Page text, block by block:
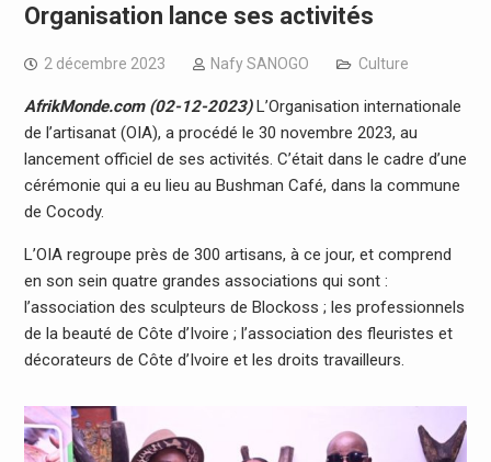
Organisation lance ses activités
2 décembre 2023 Nafy SANOGO Culture
AfrikMonde.com (02-12-2023)L’Organisation internationale
de l’artisanat (OIA), a procédé le 30 novembre 2023, au
lancement officiel de ses activités. C’était dans le cadre d’une
cérémonie qui a eu lieu au Bushman Café, dans la commune
de Cocody.
L’OIA regroupe près de 300 artisans, à ce jour, et comprend
en son sein quatre grandes associations qui sont :
l’association des sculpteurs de Blockoss ; les professionnels
de la beauté de Côte d’Ivoire ; l’association des fleuristes et
décorateurs de Côte d’Ivoire et les droits travailleurs.